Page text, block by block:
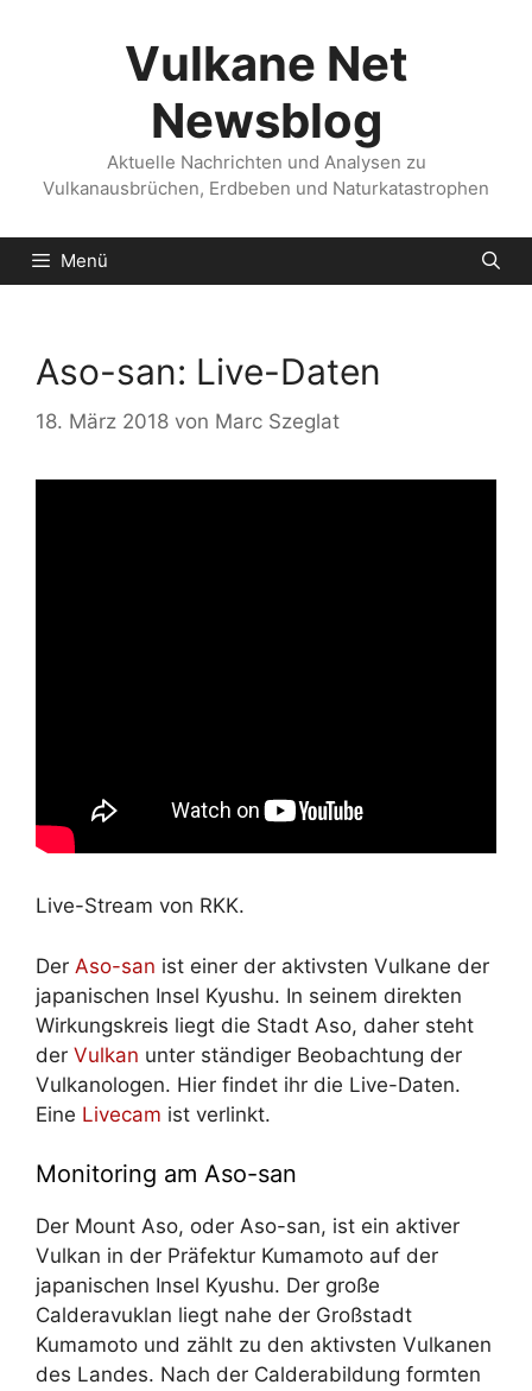
Vulkane Net
Newsblog
Aktuelle Nachrichten und Analysen zu
Vulkanausbrüchen, Erdbeben und Naturkatastrophen
Menü
Aso-san: Live-Daten
18. März 2018 von Marc Szeglat
Live-Stream von RKK.
Der Aso-san ist einer der aktivsten Vulkane der
japanischen Insel Kyushu. In seinem direkten
Wirkungskreis liegt die Stadt Aso, daher steht
der Vulkan unter ständiger Beobachtung der
Vulkanologen. Hier findet ihr die Live-Daten.
Eine Livecam ist verlinkt.
Monitoring am Aso-san
Der Mount Aso, oder Aso-san, ist ein aktiver
Vulkan in der Präfektur Kumamoto auf der
japanischen Insel Kyushu. Der große
Calderavuklan liegt nahe der Großstadt
Kumamoto und zählt zu den aktivsten Vulkanen
des Landes. Nach der Calderabildung formten